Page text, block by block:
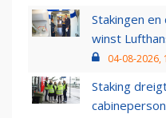
Stakingen
winst
04-08-2026,
Staking